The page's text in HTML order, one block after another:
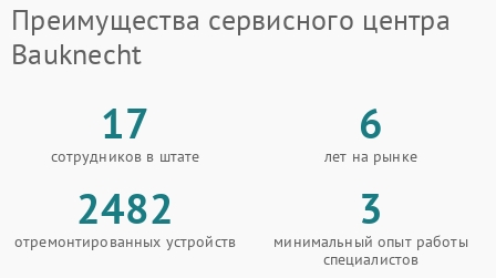
Преимущества сервисного центра
Bauknecht
17
сотрудников в штате
6
лет на рынке
2482
отремонтированных устройств
3
минимальный опыт работы
специалистов